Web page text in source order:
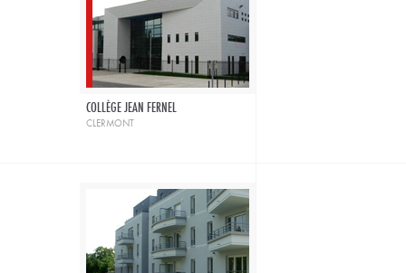
COLLÈGE JEAN FERNEL
clermont